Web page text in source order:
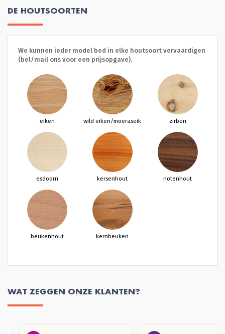
DE HOUTSOORTEN
We kunnen ieder model bed in elke houtsoort vervaardigen
(bel/mail ons voor een prijsopgave).
eiken wild eiken/moeraseik zirben
esdoorn kersenhout notenhout
beukenhout kernbeuken
WAT ZEGGEN ONZE KLANTEN?